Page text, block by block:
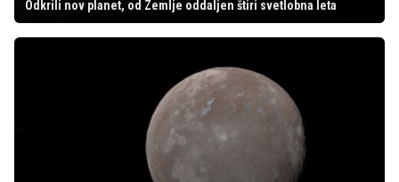
Odkrili nov planet, od Zemlje oddaljen štiri svetlobna leta